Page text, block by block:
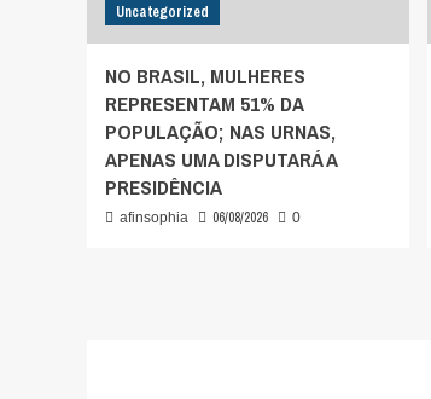
Uncategorized
NO BRASIL, MULHERES
REPRESENTAM 51% DA
POPULAÇÃO; NAS URNAS,
APENAS UMA DISPUTARÁ A
PRESIDÊNCIA
afinsophia 06/08/2026 0